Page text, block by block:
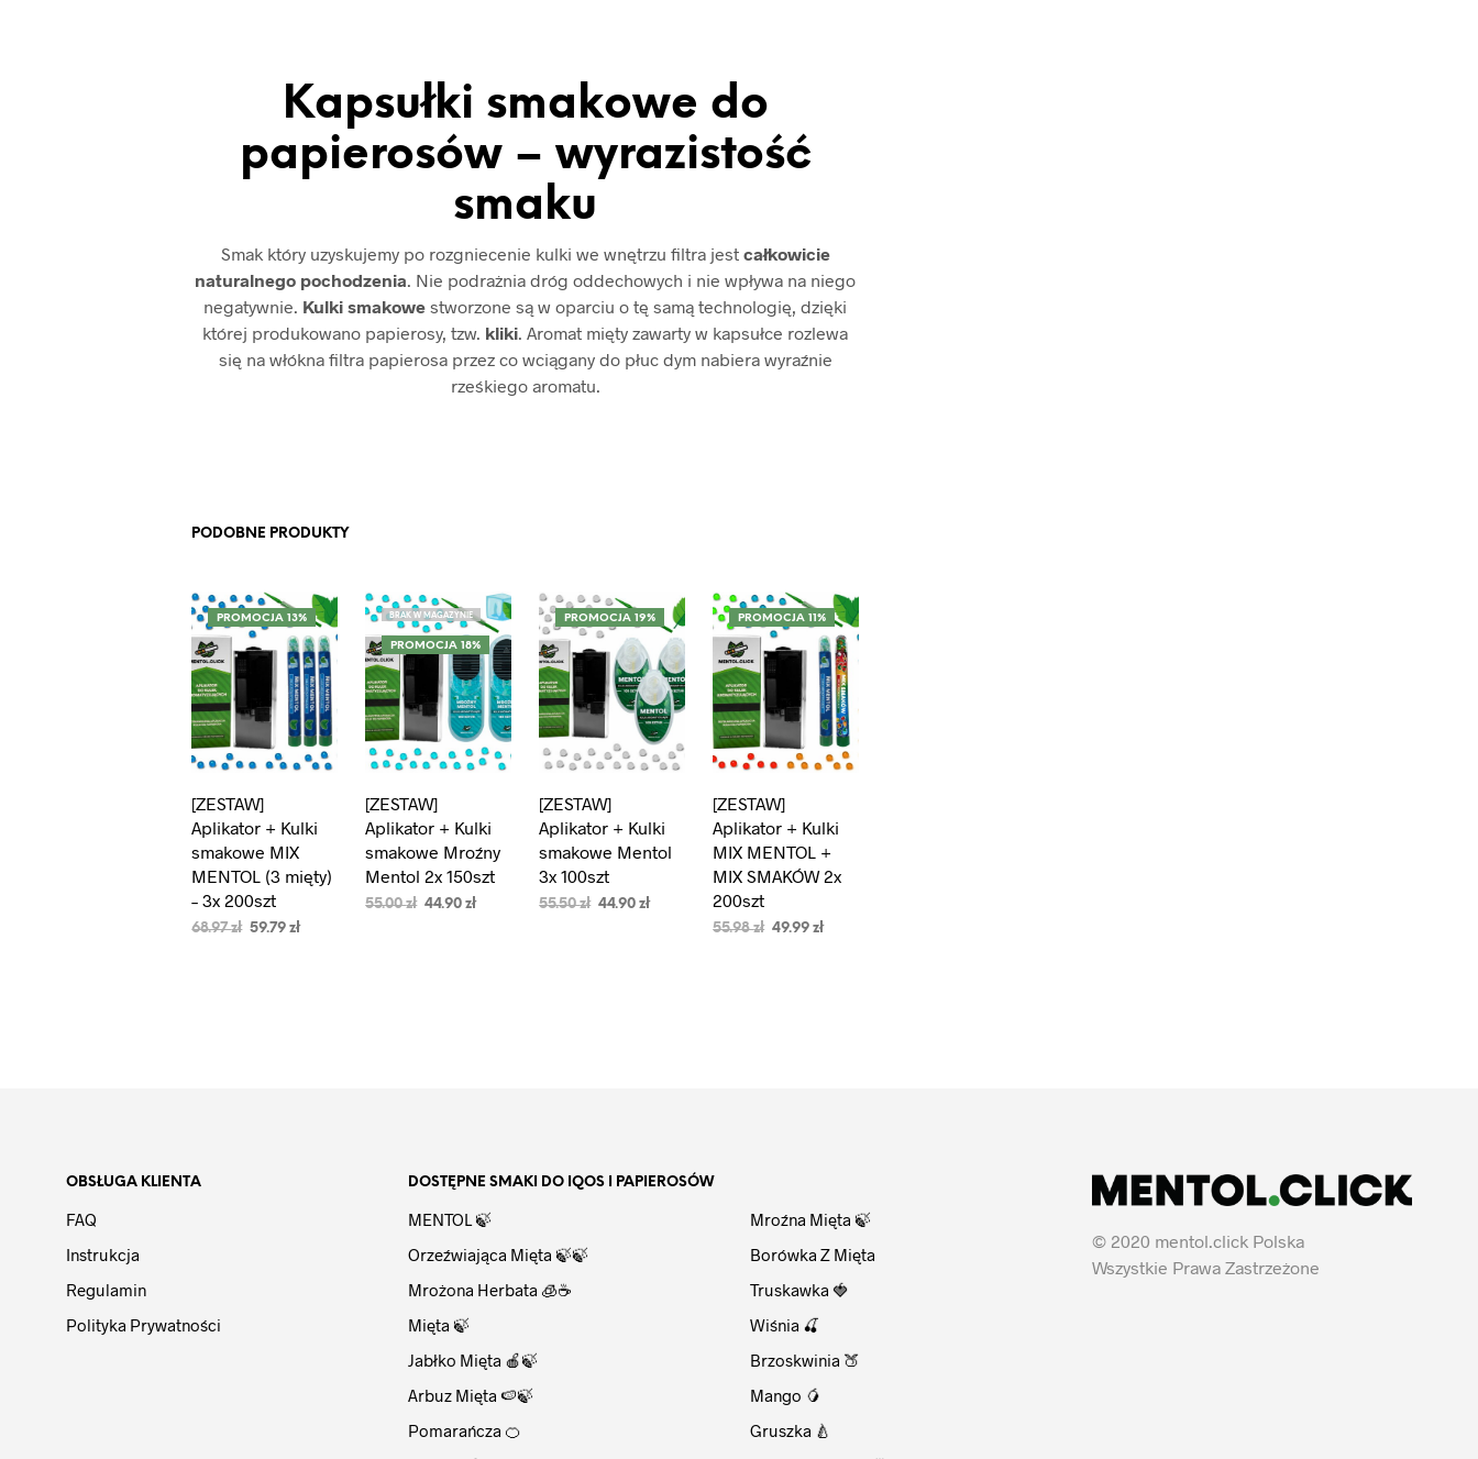
Kapsułki smakowe do
papierosów – wyrazistość
smaku
Smak który uzyskujemy po rozgniecenie kulki we wnętrzu filtra jest całkowicie
naturalnego pochodzenia. Nie podrażnia dróg oddechowych i nie wpływa na niego
negatywnie. Kulki smakowe stworzone są w oparciu o tę samą technologię, dzięki
której produkowano papierosy, tzw. kliki. Aromat mięty zawarty w kapsułce rozlewa
się na włókna filtra papierosa przez co wciągany do płuc dym nabiera wyraźnie
rześkiego aromatu.
PODOBNE PRODUKTY
PROMOCJA 13%
[ZESTAW]
Aplikator + Kulki
smakowe MIX
MENTOL (3 mięty)
– 3x 200szt
68.97zł 59.79zł
BRAK W MAGAZYNIE
PROMOCJA 18%
[ZESTAW]
Aplikator + Kulki
smakowe Mroźny
Mentol 2x 150szt
55.00zł 44.90zł
PROMOCJA 19%
[ZESTAW]
Aplikator + Kulki
smakowe Mentol
3x 100szt
55.50zł 44.90zł
PROMOCJA 11%
[ZESTAW]
Aplikator + Kulki
MIX MENTOL +
MIX SMAKÓW 2x
200szt
55.98zł 49.99zł
OBSŁUGA KLIENTA
FAQ
Instrukcja
Regulamin
Polityka Prywatności
DOSTĘPNE SMAKI DO IQOS I PAPIEROSÓW
MENTOL 🍃
Orzeźwiająca Mięta 🍃🍃
Mrożona Herbata 🧊☕
Mięta 🍃
Jabłko Mięta 🍎🍃
Arbuz Mięta 🍉🍃
Pomarańcza 🍊
Mroźna Mięta 🍃
Borówka Z Mięta
Truskawka 🍓
Wiśnia 🍒
Brzoskwinia 🍑
Mango 🥭
Gruszka 🍐
© 2020 mentol.click Polska
Wszystkie Prawa Zastrzeżone